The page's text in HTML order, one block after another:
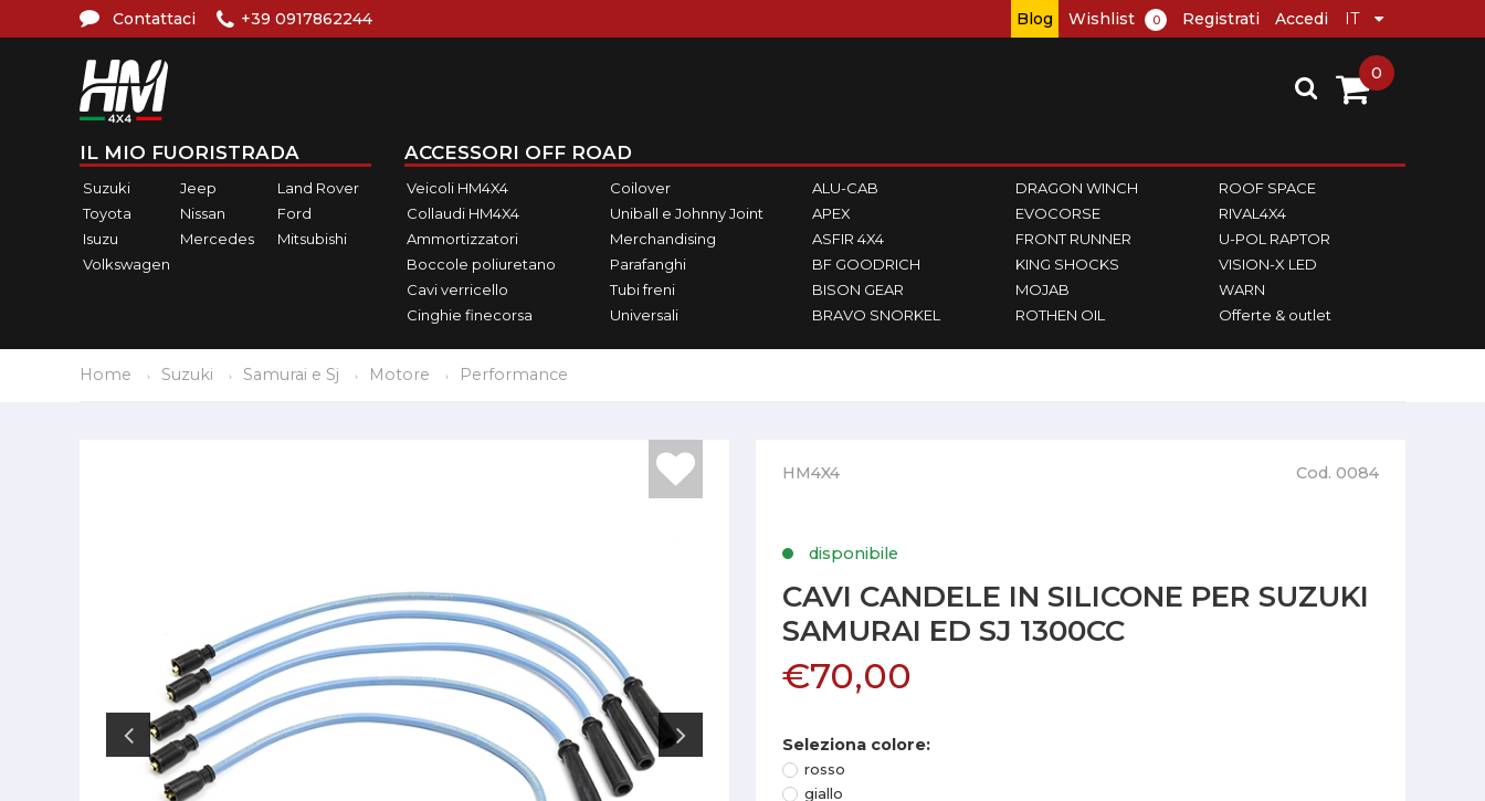
Contattaci +39 0917862244 Blog Wishlist 0 Registrati Accedi
IL MIO FUORISTRADA
Suzuki Jeep
Land Rover
Toyota
Nissan
Ford
Isuzu
Mercedes
Mitsubishi
Volkswagen
ACCESSORI OFF ROAD
Veicoli HM4X4
Collaudi HM4X4
Ammortizzatori
Boccole poliuretano
Cavi verricello
Cinghie finecorsa
Coilover
Uniball e Johnny Joint
Merchandising
Parafanghi
Tubi freni
Universali
ALU-CAB
APEX
ASFIR 4X4
BF GOODRICH
BISON GEAR
BRAVO SNORKEL
DRAGON WINCH
EVOCORSE
FRONT RUNNER
KING SHOCKS
MOJAB
ROTHEN OIL
ROOF SPACE
RIVAL4X4
U-POL RAPTOR
VISION-X LED
WARN
Offerte & outlet
0
Home Suzuki Samurai e Sj Motore Performance
HM4X4 Cod. 0084
disponibile
CAVI CANDELE IN SILICONE PER SUZUKI
SAMURAI ED SJ 1300CC
€70,00
Seleziona colore:
rosso
giallo